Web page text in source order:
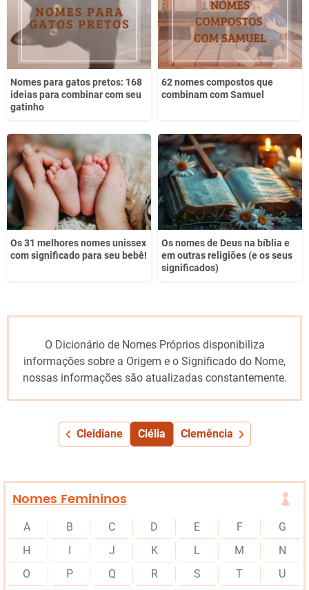
Outro
Nomes para gatos pretos: 168
ideias para combinar com seu
gatinho
62 nomes compostos que
combinam com Samuel
Os 31 melhores nomes unissex
com significado para seu bebê!
Os nomes de Deus na bíblia e
em outras religiões (e os seus
significados)
O Dicionário de Nomes Próprios disponibiliza
informações sobre a Origem e o Significado do Nome,
nossas informações são atualizadas constantemente.
Cleidiane Clélia Clemência
Nomes Femininos
A B C D E F
G
H
J K L M
N
O
P Q R S T
U